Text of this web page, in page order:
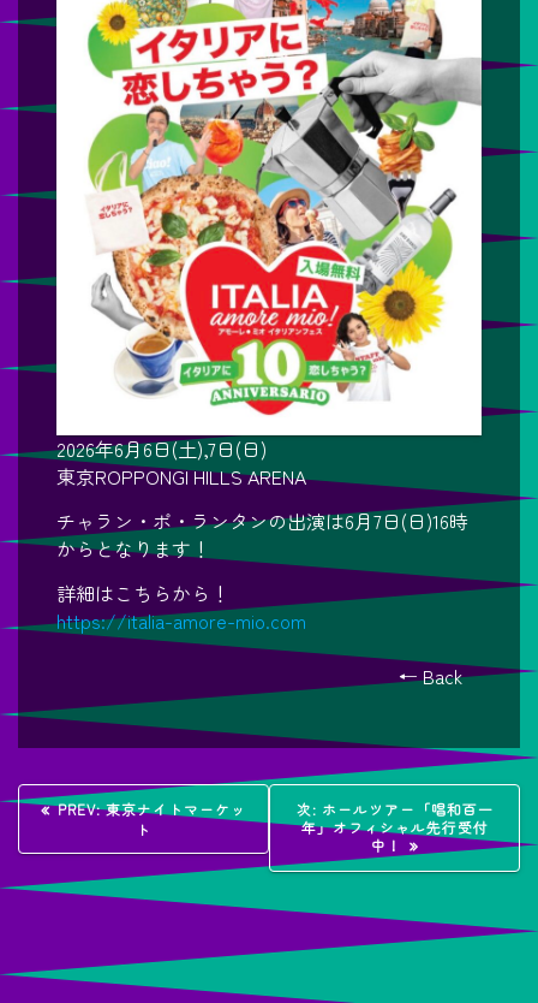
2026年6月6日(土),7日(日)
東京ROPPONGI HILLS ARENA
チャラン・ポ・ランタンの出演は6月7日(日)16時
からとなります！
詳細はこちらから！
https://italia-amore-mio.com
← Back
投
稿
ナ
ビ
PREV:過
投
稿:
東京ナイトマーケッ
ト
次: 次
の
稿:
ホールツアー「唱和百一
年」オフィシャル先行受付
中！